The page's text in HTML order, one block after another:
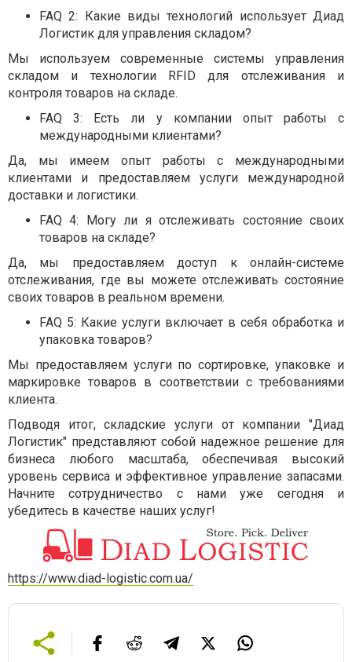
FAQ 2: Какие виды технологий использует Диад
Логистик для управления складом?
Мы используем современные системы управления
складом и технологии RFID для отслеживания и
контроля товаров на складе.
FAQ 3: Есть ли у компании опыт работы с
международными клиентами?
Да, мы имеем опыт работы с международными
клиентами и предоставляем услуги международной
доставки и логистики.
FAQ 4: Могу ли я отслеживать состояние своих
товаров на складе?
Да, мы предоставляем доступ к онлайн-системе
отслеживания, где вы можете отслеживать состояние
своих товаров в реальном времени.
FAQ 5: Какие услуги включает в себя обработка и
упаковка товаров?
Мы предоставляем услуги по сортировке, упаковке и
маркировке товаров в соответствии с требованиями
клиента.
Подводя итог, складские услуги от компании "Диад
Логистик" представляют собой надежное решение для
бизнеса любого масштаба, обеспечивая высокий
уровень сервиса и эффективное управление запасами.
Начните сотрудничество с нами уже сегодня и
убедитесь в качестве наших услуг!
https://www.diad-logistic.com.ua/